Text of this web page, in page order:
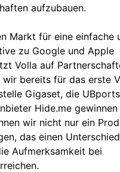
aufzubauen.
Markt für eine einfache
zu Google und Apple
Volla auf
wir bereits für das erste
Gigaset, die
Hide.me
wir nicht nur ein
das einen
Aufmerksamkeit bei